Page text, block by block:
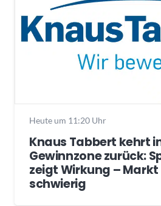
Heute um 11:20 Uhr
Knaus Tabbert kehrt
Gewinnzone zurück:
zeigt Wirkung –
schwierig